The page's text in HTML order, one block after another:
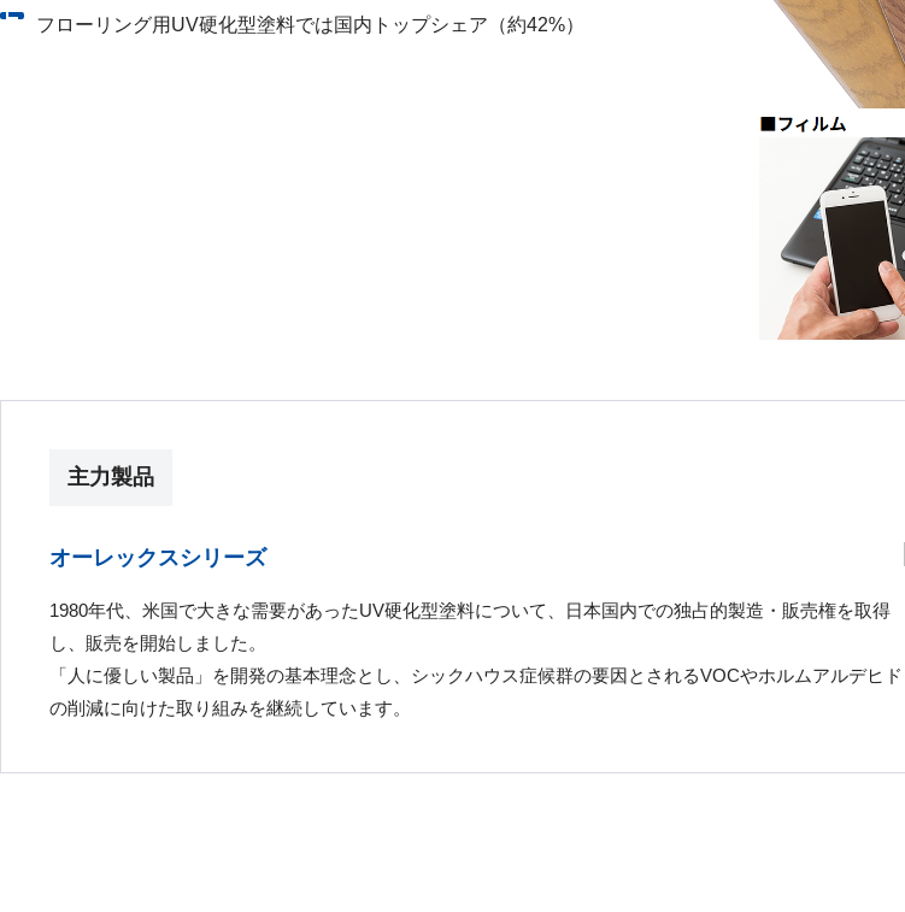
フローリング用UV硬化型塗料では国内トップシェア（約42%）
主力製品
オーレックスシリーズ
1980年代、米国で大きな需要があったUV硬化型塗料について、日本国内での独占的製造・販売権を取得
し、販売を開始しました。
「人に優しい製品」を開発の基本理念とし、シックハウス症候群の要因とされるVOCやホルムアルデヒド
の削減に向けた取り組みを継続しています。